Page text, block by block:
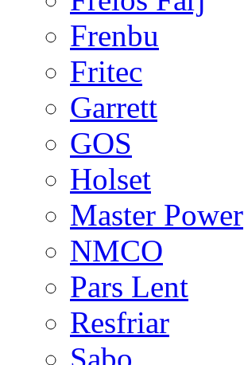
Frenbu
Fritec
Garrett
GOS
Holset
Master Power
NMCO
Pars Lent
Resfriar
Sabo